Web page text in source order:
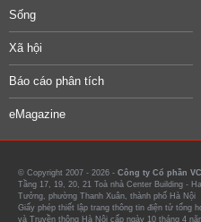
Sống
Xã hội
Báo cáo phân tích
eMagazine
© Copyright 2007 - 2026 - Công ty Cổ phần
Tầng 17, 19, 20, 21 Toà nhà Center Building -
Tưởng, phường Thanh Xuân, thành phố Hà Nội
Giấy phép thiết lập trang thông tin điện tử tổng
và Truyền thông Hà Nội cấp ngày 10 tháng 4